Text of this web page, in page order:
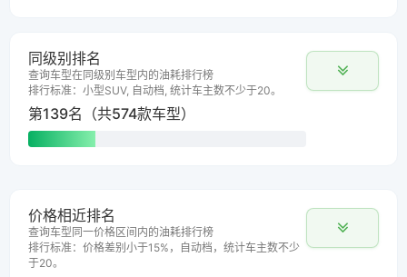
同级别排名
查询车型在同级别车型内的油耗排行榜
排行标准：小型SUV, 自动档, 统计车主数不少于20。
第139名（共574款车型）
价格相近排名
查询车型同一价格区间内的油耗排行榜
排行标准：价格差别小于15%，自动档，统计车主数不少
于20。